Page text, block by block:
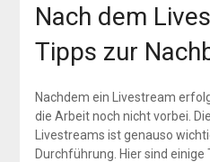
Nach dem
Tipps zur
Nachdem ein Livestream
die Arbeit noch nicht vorbei.
Livestreams ist genauso
Durchführung. Hier sind einige